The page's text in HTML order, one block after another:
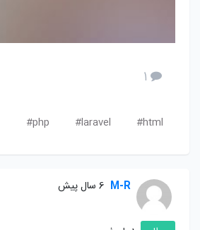
1
html#
laravel#
php#
M-R 6 سال پیش